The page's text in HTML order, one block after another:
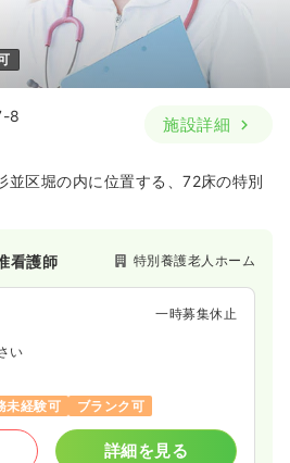
8
施設詳細
並区堀の内に位置する、72床の特別
看護師 特別養護老人ホーム
一時募集休止
い
未経験可 ブランク可
詳細を見る